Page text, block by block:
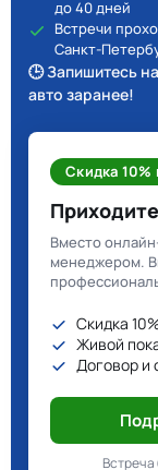
до 40 дней
Встречи
Санкт-
🕒 Запишитесь
авто заранее!
Скидка 10%
Вместо
менеджером.
Скидка
Живой
Договор и
Встреча